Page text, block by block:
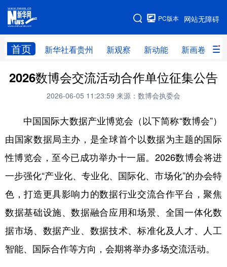
网站无障碍
PC版本
首页 新华社看贵州 新观察 新动能 新画卷
网站地图
新华社看贵州 新观察 新动能 新画卷
贵州要闻 贵州领导 人事
专题 访谈 直播 视频
畅游贵州 数字贵州 律动贵州 健康贵州
光影贵州 部门之窗 县区直达 企业速递
融媒联播 贵阳 遵义 安顺
黔南 黔西南
2026数博会交流活动合作单位征集公告
2026-06-05 11:23:59 来源：数博会执委会
中国国际大数据产业博览会（以下简称“数博会”）
由国家数据局主办，是全球首个以数据为主题的国际
性博览会，至今已成功举办十一届。2026数博会将进
一步强化“产业化、专业化、国际化、市场化”的办会特
色，打造更具影响力的数据行业交流合作平台，聚焦
数据基础设施、数据融合应用和场景、全国一体化数
据市场、数据产业、数据技术、标准化及人才、人工
智能、国际合作等方向，会期将举办多场交流活动。